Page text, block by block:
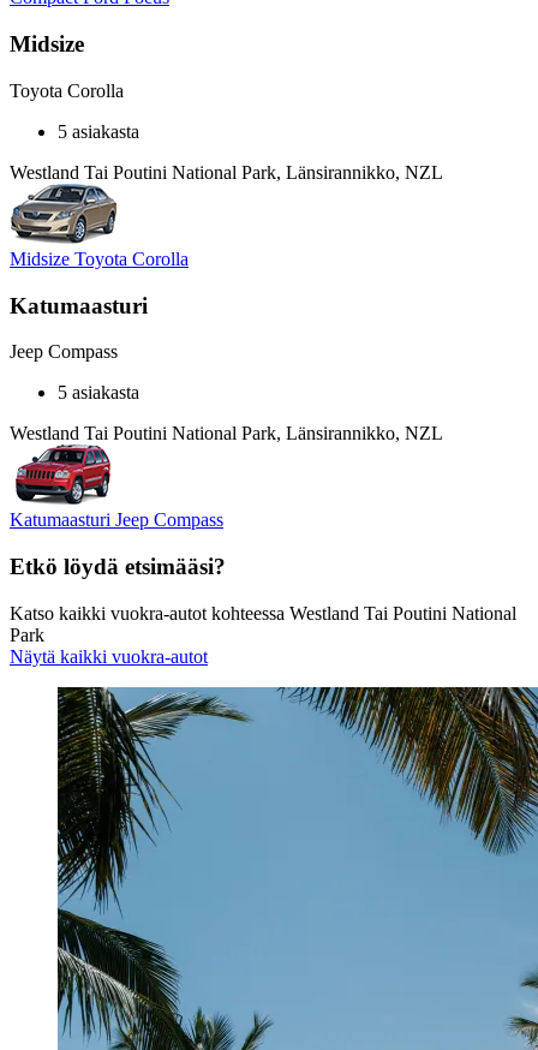
Midsize
Toyota Corolla
5 asiakasta
Westland Tai Poutini National Park, Länsirannikko, NZL
Midsize Toyota Corolla
Katumaasturi
Jeep Compass
5 asiakasta
Westland Tai Poutini National Park, Länsirannikko, NZL
Katumaasturi Jeep Compass
Etkö löydä etsimääsi?
Katso kaikki vuokra-autot kohteessa Westland Tai Poutini National
Park
Näytä kaikki vuokra-autot